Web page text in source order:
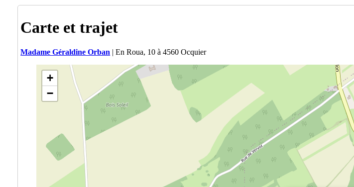
Carte et trajet
Madame Géraldine Orban | En Roua, 10 à 4560 Ocquier
+
−